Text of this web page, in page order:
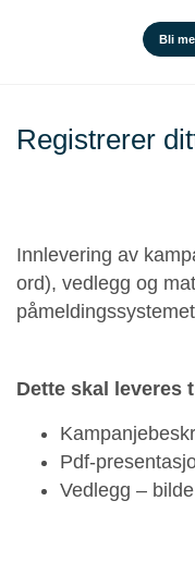
Bli
Registrerer
Innlevering av
ord), vedlegg og
Dette skal leveres
Pdf-
Vedlegg –